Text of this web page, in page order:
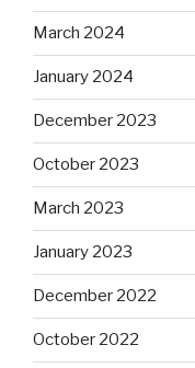
March 2024
January 2024
December 2023
October 2023
March 2023
January 2023
December 2022
October 2022